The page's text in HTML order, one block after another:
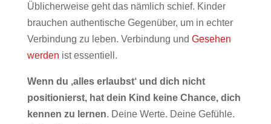
Üblicherweise geht das nämlich schief. Kinder
brauchen authentische Gegenüber, um in echter
Verbindung zu leben. Verbindung und Gesehen
werden ist essentiell.
Wenn du ‚alles erlaubst‘ und dich nicht
positionierst, hat dein Kind keine Chance, dich
kennen zu lernen. Deine Werte. Deine Gefühle.